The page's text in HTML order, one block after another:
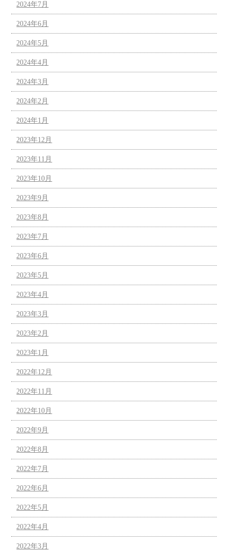
2024年7月
2024年6月
2024年5月
2024年4月
2024年3月
2024年2月
2024年1月
2023年12月
2023年11月
2023年10月
2023年9月
2023年8月
2023年7月
2023年6月
2023年5月
2023年4月
2023年3月
2023年2月
2023年1月
2022年12月
2022年11月
2022年10月
2022年9月
2022年8月
2022年7月
2022年6月
2022年5月
2022年4月
2022年3月